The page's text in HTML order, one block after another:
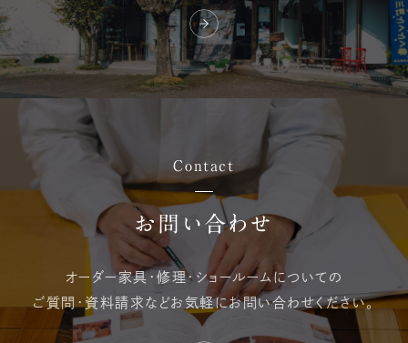
Contact
お問い合わせ
オーダー家具・修理・ ショールームについての
ご質問・資料請求などお気軽にお問い合わせください。